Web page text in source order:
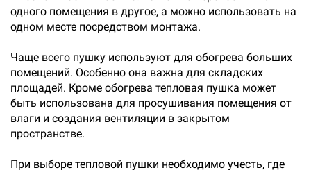
одного помещения в другое, а можно использовать на
одном месте посредством монтажа.
Чаще всего пушку используют для обогрева больших
помещений. Особенно она важна для складских
площадей. Кроме обогрева тепловая пушка может
быть использована для просушивания помещения от
влаги и создания вентиляции в закрытом
пространстве.
При выборе тепловой пушки необходимо учесть, где